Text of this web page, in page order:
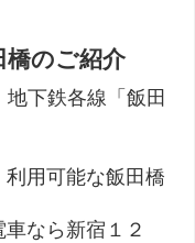
のご紹介
下鉄各線「飯田
用可能な飯田橋
なら新宿１２